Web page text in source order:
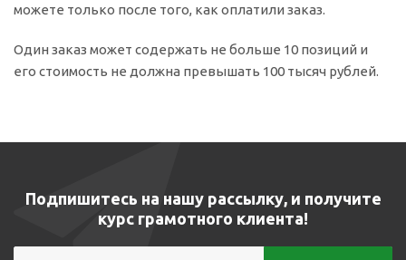
можете только после того, как оплатили заказ.
Один заказ может содержать не больше 10 позиций и
его стоимость не должна превышать 100 тысяч рублей.
Подпишитесь на нашу рассылку, и получите
курс грамотного клиента!